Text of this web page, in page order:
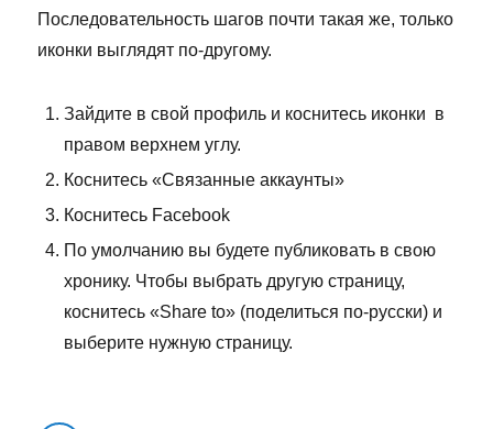
Последовательность шагов почти такая же, только
иконки выглядят по-другому.
Зайдите в свой профиль и коснитесь иконки в
правом верхнем углу.
Коснитесь «Связанные аккаунты»
Коснитесь Facebook
По умолчанию вы будете публиковать в свою
хронику. Чтобы выбрать другую страницу,
коснитесь «Share to» (поделиться по-русски) и
выберите нужную страницу.